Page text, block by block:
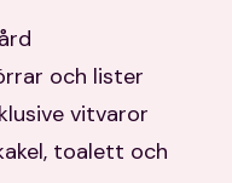
och lister
vitvaror
toalett och